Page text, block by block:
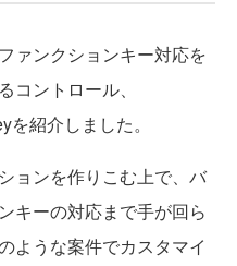
ァンクションキー対応を
コントロール、
紹介しました。
ョンを作りこむ上で、バ
キーの対応まで手が回ら
ような案件でカスタマイ